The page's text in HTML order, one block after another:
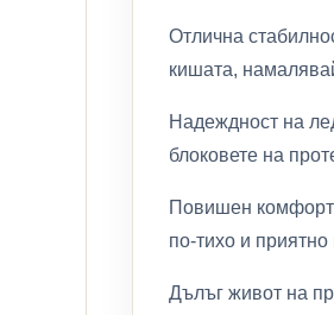
Отлична
кишата,
Надеждност на
блоковете на
Повишен комфорт
по-тихо и приятно
Дълъг живот на